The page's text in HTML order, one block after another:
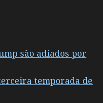
são adiados por
temporada de